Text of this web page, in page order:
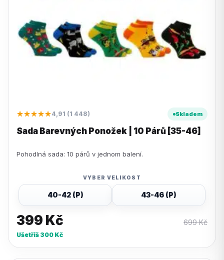
★★★★★4,91 (1 448) Skladem
Sada Barevných Ponožek | 10 Párů [35-46]
Pohodlná sada: 10 párů v jednom balení.
VYBER VELIKOST
40-42 (P) 43-46 (P)
399 Kč 699Kč
Ušetříš 300 Kč